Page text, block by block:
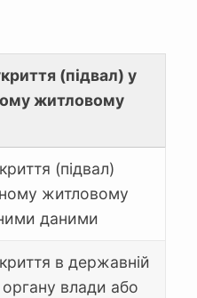
(підвал) у
житловому
(підвал)
житловому
даними
в державній
органу влади або